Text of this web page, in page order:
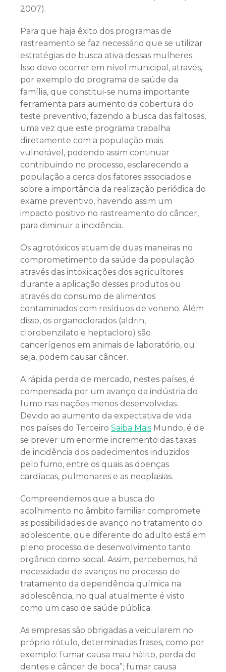
2007).
Para que haja êxito dos programas de
rastreamento se faz necessário que se utilizar
estratégias de busca ativa dessas mulheres.
Isso deve ocorrer em nível municipal, através,
por exemplo do programa de saúde da
família, que constitui-se numa importante
ferramenta para aumento da cobertura do
teste preventivo, fazendo a busca das faltosas,
uma vez que este programa trabalha
diretamente com a população mais
vulnerável, podendo assim continuar
contribuindo no processo, esclarecendo a
população a cerca dos fatores associados e
sobre a importância da realização periódica do
exame preventivo, havendo assim um
impacto positivo no rastreamento do câncer,
para diminuir a incidência.
Os agrotóxicos atuam de duas maneiras no
comprometimento da saúde da população:
através das intoxicações dos agricultores
durante a aplicação desses produtos ou
através do consumo de alimentos
contaminados com resíduos de veneno. Além
disso, os organoclorados (aldrin,
clorobenzilato e heptacloro) são
cancerígenos em animais de laboratório, ou
seja, podem causar câncer.
A rápida perda de mercado, nestes países, é
compensada por um avanço da indústria do
fumo nas nações menos desenvolvidas.
Devido ao aumento da expectativa de vida
nos países do Terceiro Saiba Mais Mundo, é de
se prever um enorme incremento das taxas
de incidência dos padecimentos induzidos
pelo fumo, entre os quais as doenças
cardíacas, pulmonares e as neoplasias.
Compreendemos que a busca do
acolhimento no âmbito familiar compromete
as possibilidades de avanço no tratamento do
adolescente, que diferente do adulto está em
pleno processo de desenvolvimento tanto
orgânico como social. Assim, percebemos, há
necessidade de avanços no processo de
tratamento da dependência química na
adolescência, no qual atualmente é visto
como um caso de saúde pública.
As empresas são obrigadas a veicularem no
próprio rótulo, determinadas frases, como por
exemplo: fumar causa mau hálito, perda de
dentes e câncer de boca”; fumar causa